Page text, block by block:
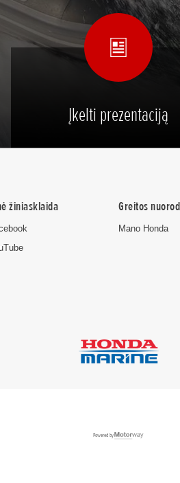
Įkelti prezentaciją
žiniasklaida Greitos
Mano Honda
Powered by